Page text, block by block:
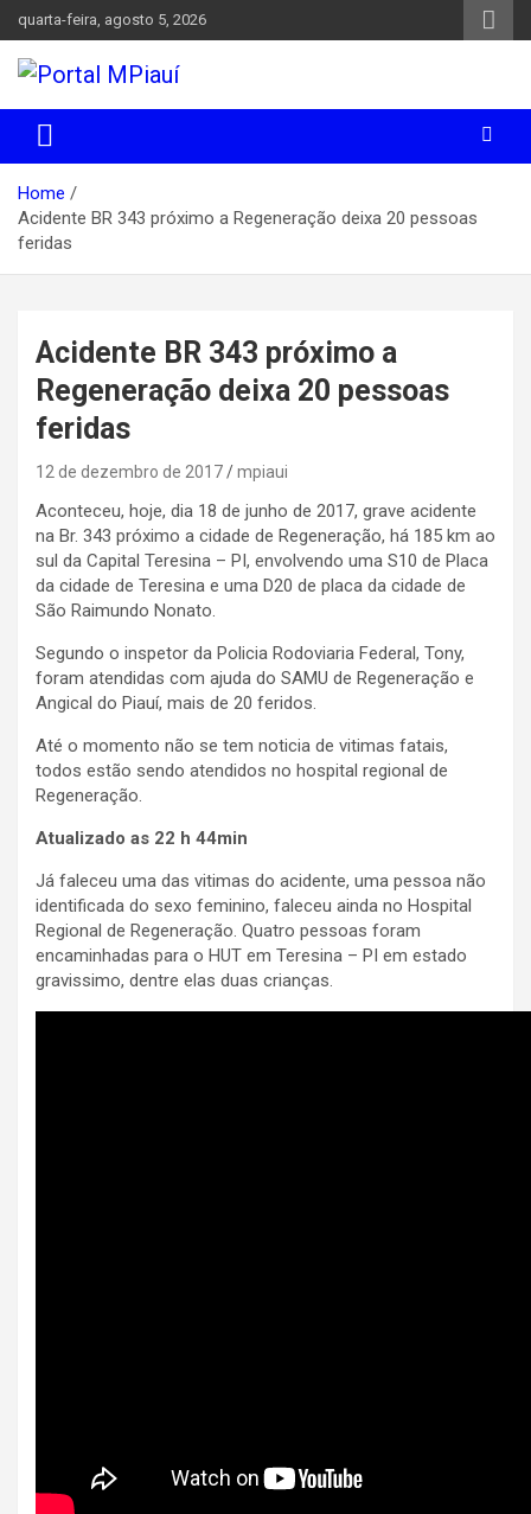
to
content
quarta-feira, agosto 5, 2026
Portal MPiauí
Parnaíba
Home
Acidente BR 343 próximo a Regeneração deixa 20 pessoas
feridas
Acidente BR 343 próximo a
Regeneração deixa 20 pessoas
feridas
12 de dezembro de 2017 mpiaui
Aconteceu, hoje, dia 18 de junho de 2017, grave acidente
na Br. 343 próximo a cidade de Regeneração, há 185 km ao
sul da Capital Teresina – PI, envolvendo uma S10 de Placa
da cidade de Teresina e uma D20 de placa da cidade de
São Raimundo Nonato.
Segundo o inspetor da Policia Rodoviaria Federal, Tony,
foram atendidas com ajuda do SAMU de Regeneração e
Angical do Piauí, mais de 20 feridos.
Até o momento não se tem noticia de vitimas fatais,
todos estão sendo atendidos no hospital regional de
Regeneração.
Atualizado as 22 h 44min
Já faleceu uma das vitimas do acidente, uma pessoa não
identificada do sexo feminino, faleceu ainda no Hospital
Regional de Regeneração. Quatro pessoas foram
encaminhadas para o HUT em Teresina – PI em estado
gravissimo, dentre elas duas crianças.